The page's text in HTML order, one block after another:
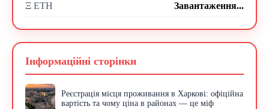
Ξ ETH Завантаження...
Інформаційні сторінки
Реєстрація місця проживання в Харкові: офіційна
вартість та чому ціна в районах — це міф